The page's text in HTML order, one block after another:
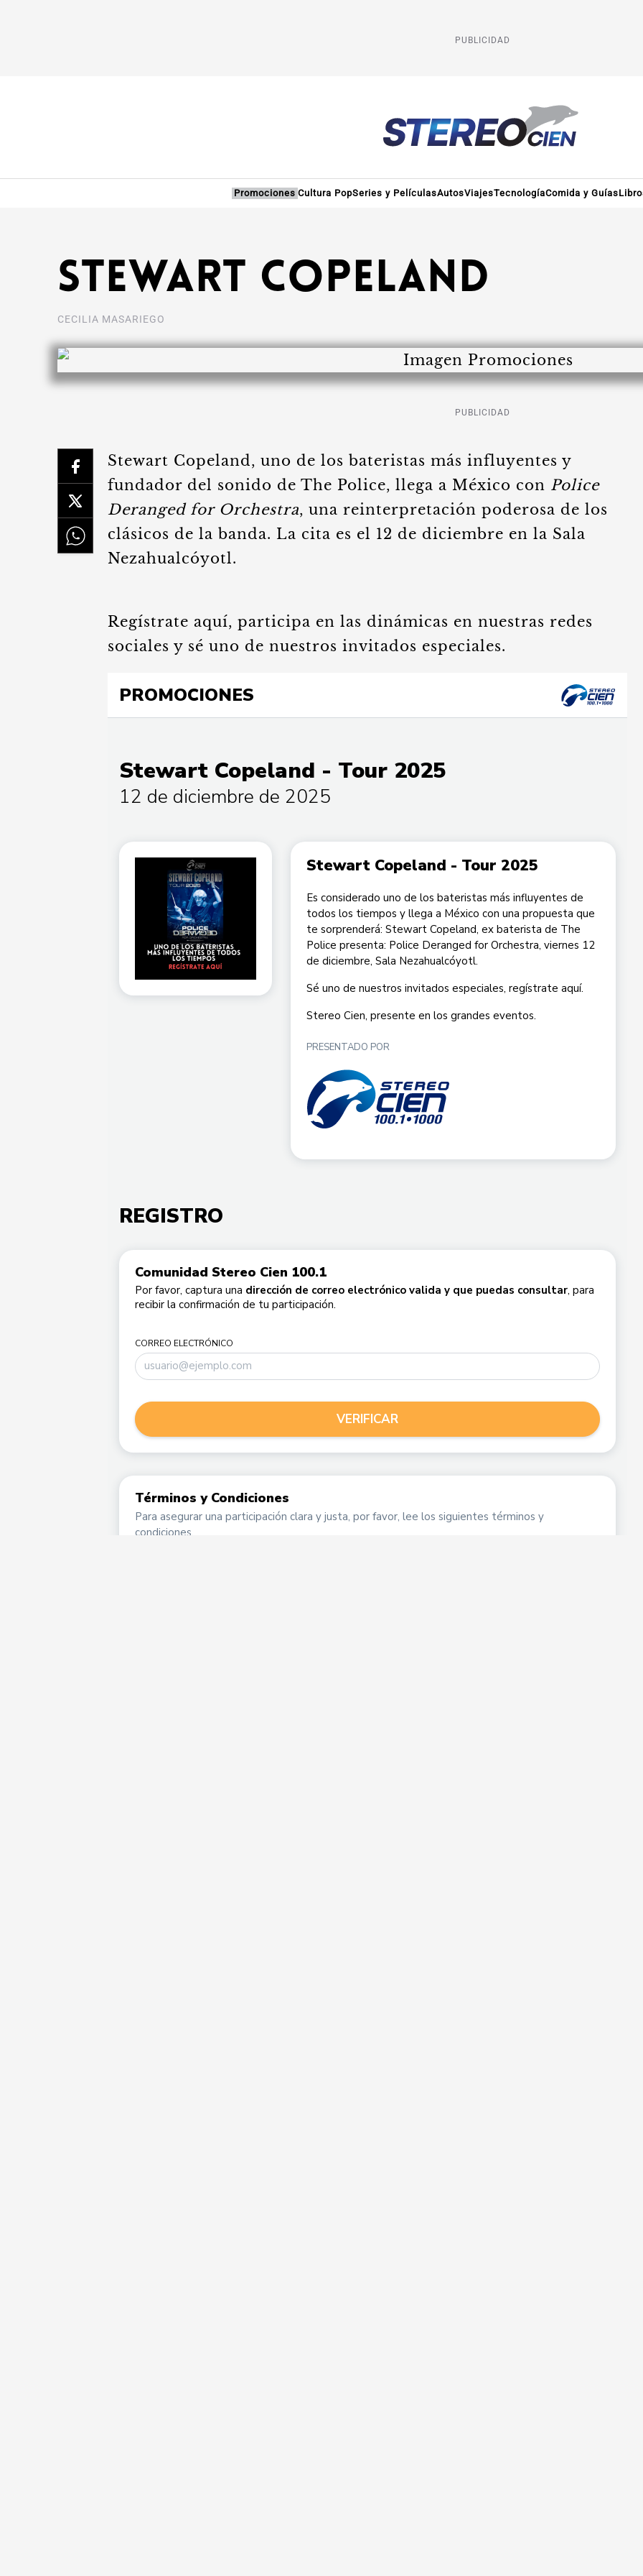
PUBLICIDAD
Promociones Cultura PopSeries y PelículasAutosViajesTecnologíaComida y Guías
Stewart Copeland
CECILIA MASARIEGO
PUBLICIDAD
Stewart Copeland, uno de los bateristas más influyentes y
fundador del sonido de The Police, llega a México con Police
Deranged for Orchestra, una reinterpretación poderosa de los
clásicos de la banda. La cita es el 12 de diciembre en la Sala
Nezahualcóyotl.
Regístrate aquí, participa en las dinámicas en nuestras redes
sociales y sé uno de nuestros invitados especiales.